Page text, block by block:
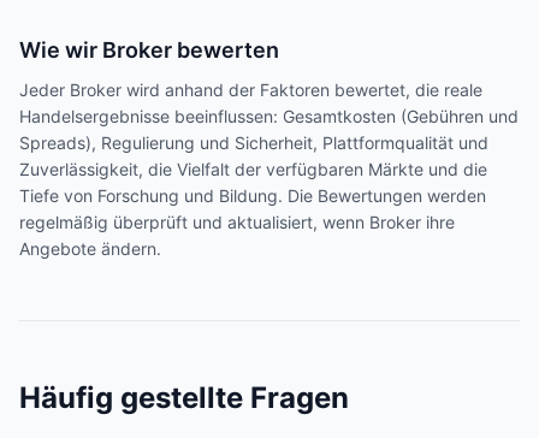
Wie wir Broker bewerten
Jeder Broker wird anhand der Faktoren bewertet, die reale
Handelsergebnisse beeinflussen: Gesamtkosten (Gebühren und
Spreads), Regulierung und Sicherheit, Plattformqualität und
Zuverlässigkeit, die Vielfalt der verfügbaren Märkte und die
Tiefe von Forschung und Bildung. Die Bewertungen werden
regelmäßig überprüft und aktualisiert, wenn Broker ihre
Angebote ändern.
Häufig gestellte Fragen